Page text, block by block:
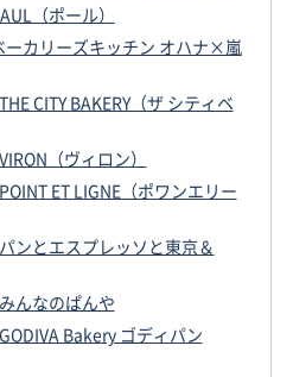
（ポール）
ーカリーズキッチン オハナ×嵐
CITY BAKERY（ザ シティベ
（ヴィロン）
ET LIGNE（ポワンエリー
ンとエスプレッソと東京＆
んなのぱんや
Bakery ゴディパン